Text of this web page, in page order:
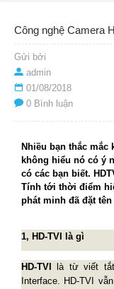
Gửi bởi
admin
01/08/2018
0 Bình luận
Nhiều bạn thắc mắc
không hiểu nó có ý
có các bạn biết.
Tính tới thời điểm
phát minh đã đặt
1, HD-TVI là gì
HD-TVI
là từ viết tắt
Interface. HD-TVI